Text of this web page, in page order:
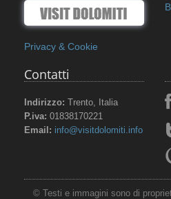
Privacy & Cookie
Contatti
Indirizzo: Trento, Italia
P.iva: 01838170221
Email: info@visitdolomiti.info
© Testi e immagini sono di